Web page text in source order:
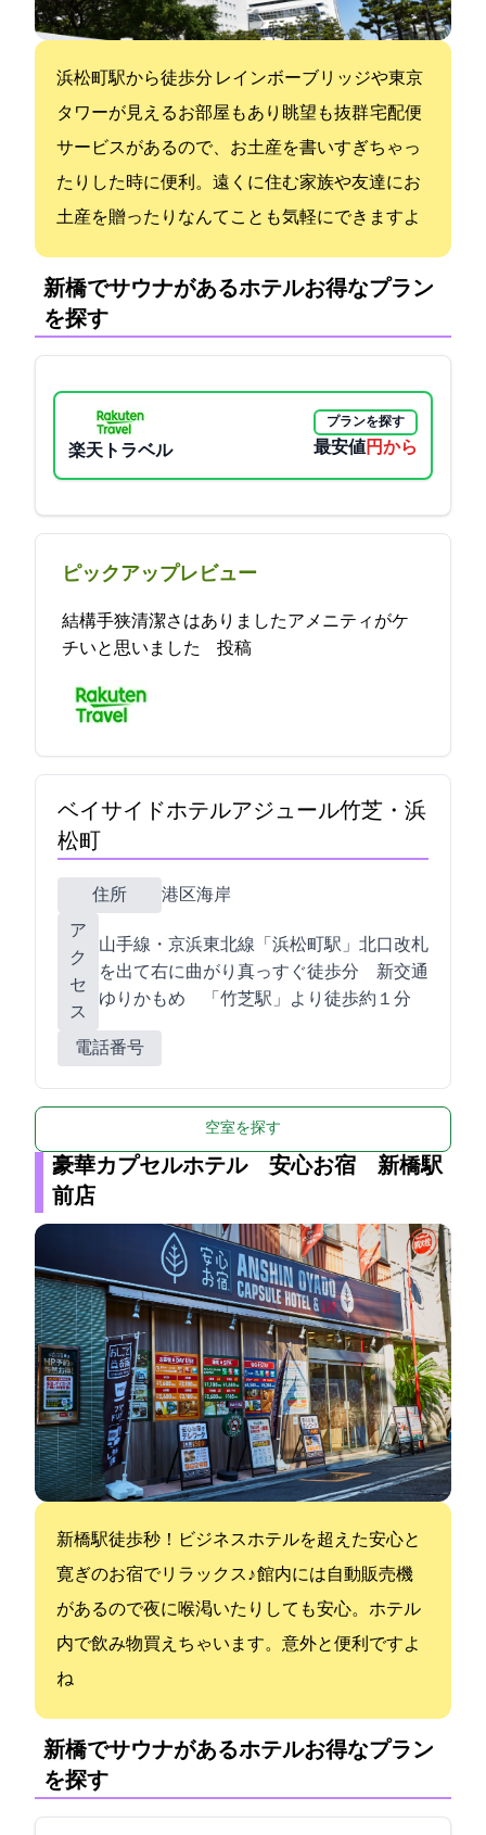
浜松町駅から徒歩7分 ! レインボーブリッジや東京
タワーが見えるお部屋もあり眺望も抜群!! 宅配便
サービスがあるので、お土産を書いすぎちゃっ
たりした時に便利。遠くに住む家族や友達にお
土産を贈ったりなんてことも気軽にできますよ
新橋でサウナがあるホテル:お得なプラン
を探す
楽天トラベル
プランを探す
最安値4065円から
ピックアップレビュー
結構手狭清潔さはありましたアメニティがケ
チいと思いました 2022-10-15 12:13:24投稿
ベイサイドホテルアジュール竹芝・浜
松町
住所
港区海岸1-11-2
ア
ク
セ
ス
JR山手線・京浜東北線「浜松町駅」北口改札
を出て右に曲がり真っすぐ徒歩7分 新交通
ゆりかもめ 「竹芝駅」より徒歩約１分
電話番号
空室を探す
豪華カプセルホテル 安心お宿 新橋駅
前店
新橋駅徒歩30秒！ビジネスホテルを超えた安心と
寛ぎのお宿でリラックス♪ 館内には自動販売機
があるので夜に喉渇いたりしても安心。ホテル
内で飲み物買えちゃいます。意外と便利ですよ
ね
新橋でサウナがあるホテル:お得なプラン
を探す